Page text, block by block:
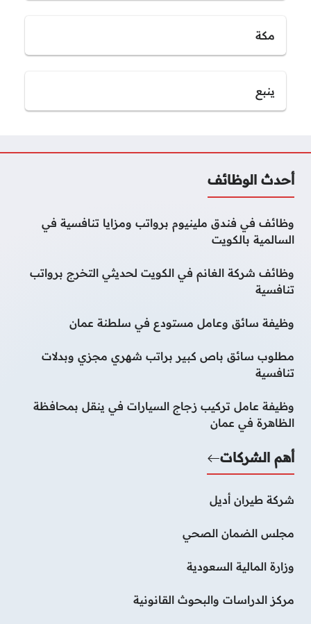
مكة
ينبع
أحدث الوظائف
وظائف في فندق ملينيوم برواتب ومزايا تنافسية في
السالمية بالكويت
وظائف شركة الغانم في الكويت لحديثي التخرج برواتب
تنافسية
وظيفة سائق وعامل مستودع في سلطنة عمان
مطلوب سائق باص كبير براتب شهري مجزي وبدلات
تنافسية
وظيفة عامل تركيب زجاج السيارات في ينقل بمحافظة
الظاهرة في عمان
أهم الشركات
شركة طيران أديل
مجلس الضمان الصحي
وزارة المالية السعودية
مركز الدراسات والبحوث القانونية